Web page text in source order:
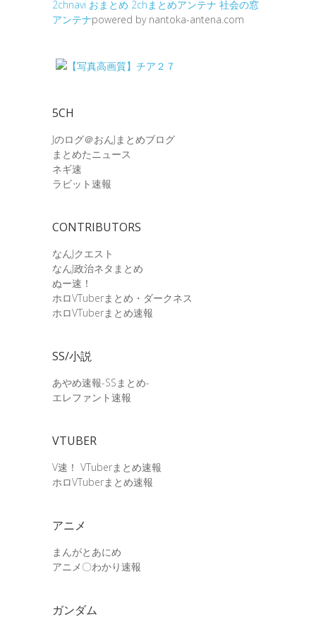
2chnavi おまとめ 2chまとめアンテナ 社会の窓
アンテナpowered by nantoka-antena.com
5CH
Jのログ＠おんJまとめブログ
まとめたニュース
ネギ速
ラビット速報
CONTRIBUTORS
なんJクエスト
なんJ政治ネタまとめ
ぬー速！
ホロVTuberまとめ・ダークネス
ホロVTuberまとめ速報
SS/小説
あやめ速報-SSまとめ-
エレファント速報
VTUBER
V速！ VTuberまとめ速報
ホロVTuberまとめ速報
アニメ
まんがとあにめ
アニメ〇わかり速報
ガンダム